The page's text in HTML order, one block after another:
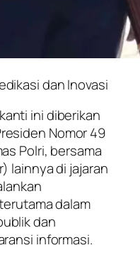
dan Inovasi
ini diberikan
Nomor 49
Polri, bersama
lainnya di jajaran
dalam
dan
informasi.